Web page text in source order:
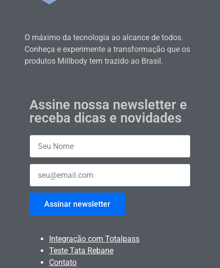
O máximo da tecnologia ao alcance de todos.
Conheça e experimente a transformação que os
produtos Millbody tem trazido ao Brasil.
Assine nossa newsletter e
receba dicas e novidades
Assinar newsletter
Integração com Totalpass
Teste Tata Rebane
Contato